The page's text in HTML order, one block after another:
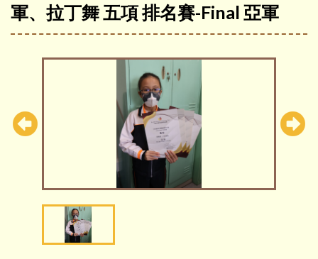
軍、拉丁舞 五項 排名賽-Final 亞軍